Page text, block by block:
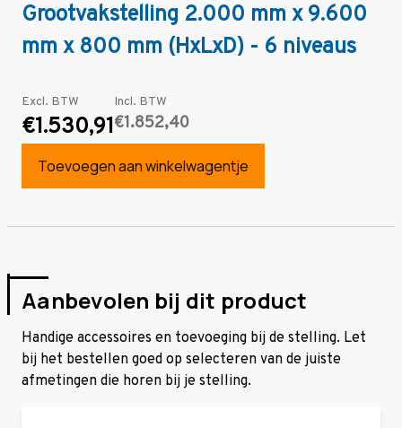
Grootvakstelling 2.000 mm x 9.600
mm x 800 mm (HxLxD) - 6 niveaus
Excl. BTW
€1.530,91
Incl. BTW
€1.852,40
Toevoegen aan winkelwagentje
Aanbevolen bij dit product
Handige accessoires en toevoeging bij de stelling. Let
bij het bestellen goed op selecteren van de juiste
afmetingen die horen bij je stelling.